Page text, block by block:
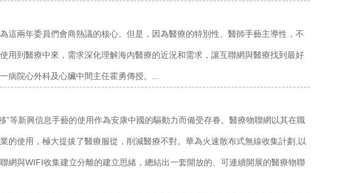
這兩年委員們會商熱議的核心。但是，因為醫療的特別性、醫師手藝主導性，不
用到醫療中來，需求深化理解海內醫療的近況和需求，讓互聯網與醫療找到最好
病院心外科及心臟中間主任霍勇傳授。...
”等新興信息手藝的使用作為安康中國的驅動力而備受存眷。醫療物聯網以其在職
的使用，極大提拔了醫療服從，削減醫療不對。華為火速散布式無線收集計劃,以
網與WIFI收集建立分離的建立思緒，總結出一套開放的、可連續開展的醫療物聯